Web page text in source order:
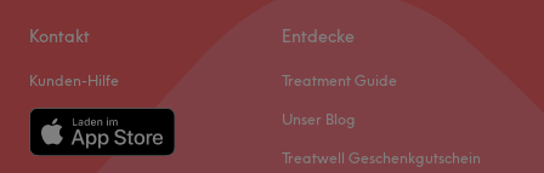
Kontakt
Kunden-Hilfe
Entdecke
Treatment Guide
Unser Blog
Treatwell Geschenkgutschein